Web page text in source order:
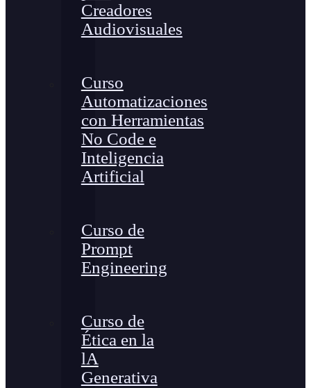
Creadores
Audiovisuales
Curso
Automatizaciones
con Herramientas
No Code e
Inteligencia
Artificial
Curso de
Prompt
Engineering
Curso de
Ética en la
lA
Generativa